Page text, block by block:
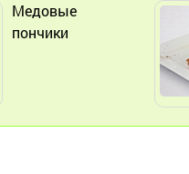
Медовые
пончики